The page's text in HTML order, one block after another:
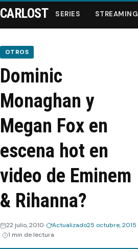
Series
Streaming
Recomendaciones
CARLOST SERIES STREAMING
OTROS
Dominic
Monaghan y
Megan Fox en
escena hot en
video de Eminem
& Rihanna?
22 julio, 2010 Actualizado25 octubre, 2015
1 min de lectura